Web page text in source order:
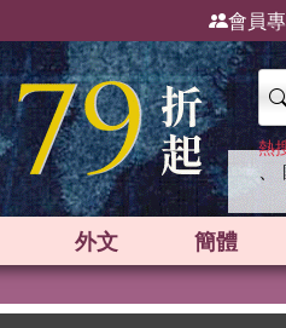
會員
熱
、
外文 簡體